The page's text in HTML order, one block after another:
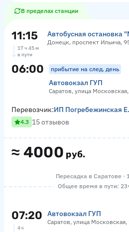
В пределах станции
11:15 Автобусная остановка
Донецк, проспект Ильича,
17 ч 45 м
в пути
06:00 прибытие на след. день
Автовокзал ГУП
Саратов, улица
≈ 4000 руб.
Перевозчик:ИП Погребежинская
4.3 15 отзывов
Пересадка в Саратове ·
Общее время в пути: 23
07:20 Автовокзал ГУП
Саратов, улица Московская,
4 ч